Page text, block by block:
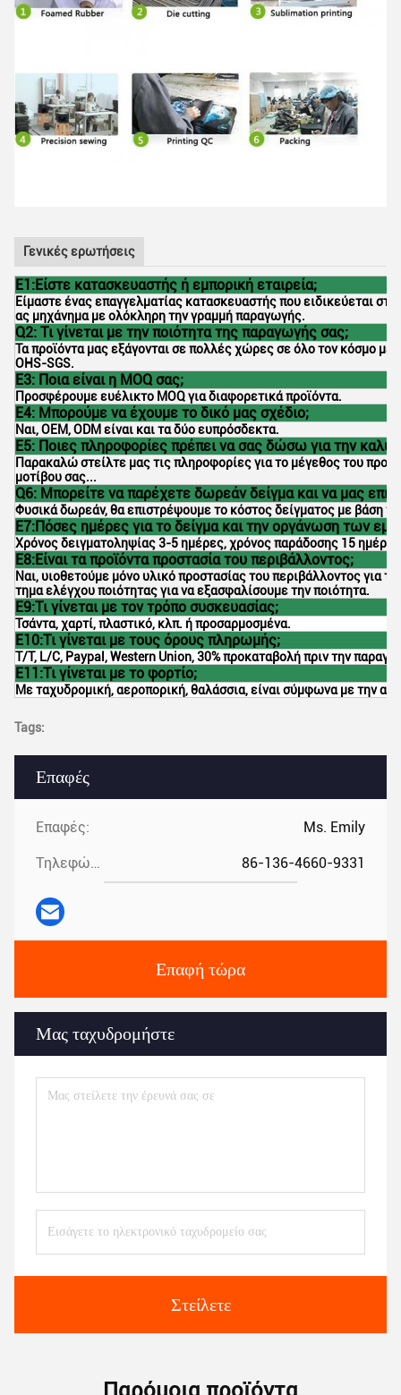
Επαφές
Επαφές: Ms. Emily
Τηλεφώνημα: 86-136-4660-9331
Επαφή τώρα
Μας ταχυδρομήστε
Στείλετε
Γενικές ερωτήσεις
Ε1:Είστε κατασκευαστής ή εμπορική εταιρεία;
Είμαστε ένας επαγγελματίας κατασκευαστής που ειδικεύεται
ας μηχάνημα με ολόκληρη την γραμμή παραγωγής.
Q2: Τι γίνεται με την ποιότητα της παραγωγής σας;
Τα προϊόντα μας εξάγονται σε πολλές χώρες σε όλο τον κόσμο με
OHS-SGS.
Ε3: Ποια είναι η MOQ σας;
Προσφέρουμε ευέλικτο MOQ για διαφορετικά προϊόντα.
Ε4: Μπορούμε να έχουμε το δικό μας σχέδιο;
Ναι, OEM, ODM είναι και τα δύο ευπρόσδεκτα.
Ε5: Ποιες πληροφορίες πρέπει να σας δώσω για την
Παρακαλώ στείλτε μας τις πληροφορίες για το μέγεθος του
μοτίβου σας...
Q6: Μπορείτε να παρέχετε δωρεάν δείγμα και να μας
Φυσικά δωρεάν, θα επιστρέψουμε το κόστος δείγματος με βάση
Ε7:Πόσες ημέρες για το δείγμα και την οργάνωση των
Χρόνος δειγματοληψίας 3-5 ημέρες, χρόνος παράδοσης 15
Ε8:Είναι τα προϊόντα προστασία του περιβάλλοντος;
Ναι, υιοθετούμε μόνο υλικό προστασίας του περιβάλλοντος για
τημα ελέγχου ποιότητας για να εξασφαλίσουμε την ποιότητα.
Ε9:Τι γίνεται με τον τρόπο συσκευασίας;
Τσάντα, χαρτί, πλαστικό, κλπ. ή προσαρμοσμένα.
Ε10:Τι γίνεται με τους όρους πληρωμής;
T/T, L/C, Paypal, Western Union, 30% προκαταβολή πριν την
Ε11:Τι γίνεται με το φορτίο;
Με ταχυδρομική, αεροπορική, θαλάσσια, είναι σύμφωνα με την
Tags: